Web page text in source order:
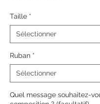
Taille *
Ruban *
Quel message souhaitez-